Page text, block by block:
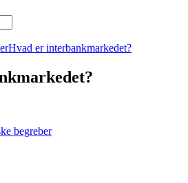
Hvad er interbankmarkedet?
begreber